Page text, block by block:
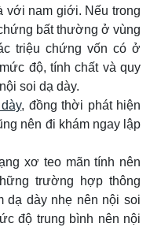
với nam giới. Nếu trong
bất thường ở vùng
triệu chứng vốn có ở
độ, tính chất và quy
soi dạ dày.
, đồng thời phát hiện
nên đi khám ngay lập
xơ teo mãn tính nên
trường hợp thông
dạ dày nhẹ nên nội soi
độ trung bình nên nội